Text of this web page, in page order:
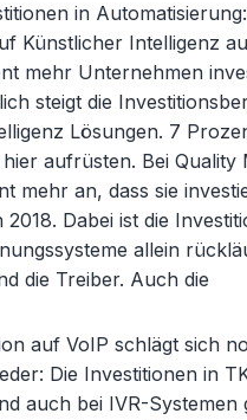
in
Künstlicher Intelligenz
mehr Unternehmen
steigt die
Lösungen. 7
aufrüsten. Bei Quality
mehr an, dass sie
Dabei ist die
allein
die Treiber. Auch die
auf VoIP schlägt sich
Die Investitionen in
auch bei IVR-Systemen